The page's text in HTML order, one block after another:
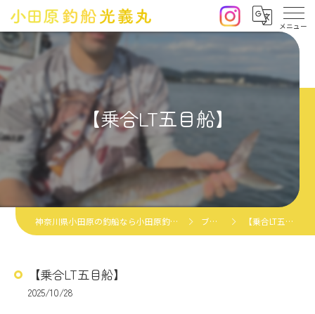
【乗合LT五目船】
神奈川県小田原の釣船なら小田原釣船光義丸 ブログ 【乗合LT五目船】
【乗合LT五目船】
2025/10/28